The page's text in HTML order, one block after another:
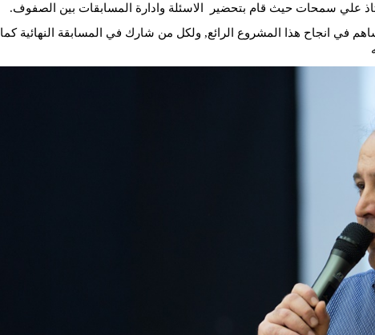
علي سمحات حيث قام بتحضير الاسئلة وادارة المسابقات بين الصفوف.
في انجاح هذا المشروع الرائع, ولكل من شارك في المسابقة النهائية كما